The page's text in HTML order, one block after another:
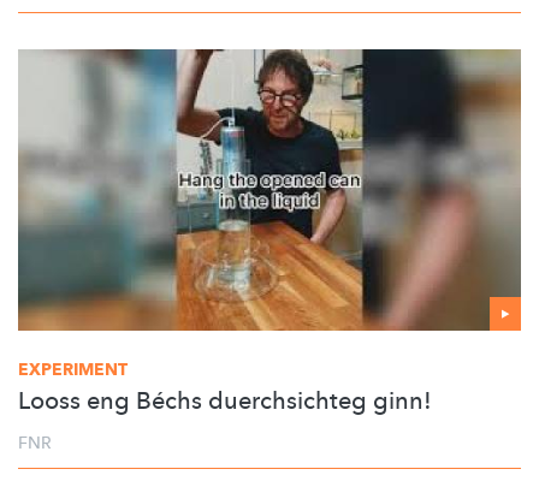
EXPERIMENT
Looss eng Béchs duerchsichteg ginn!
FNR